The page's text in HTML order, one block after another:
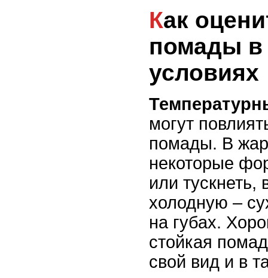
Как оценить стойкость
помады в
условиях
могут
помады. В
некоторые
или тускнеть,
холодную –
на губах.
стойкая
свой вид и в